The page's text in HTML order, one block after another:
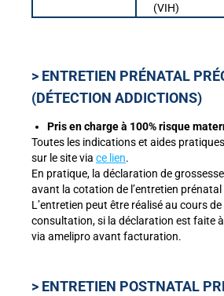
(VIH)
> ENTRETIEN PRÉNATAL
(DÉTECTION ADDICTIONS)
Pris en charge à 100% risque
Toutes les indications et aides
sur le site via ce lien.
En pratique, la déclaration de
avant la cotation de l’entretien prénatal
L’entretien peut être réalisé au cours
consultation, si la déclaration est faite à
via amelipro avant facturation.
> ENTRETIEN POSTNATAL